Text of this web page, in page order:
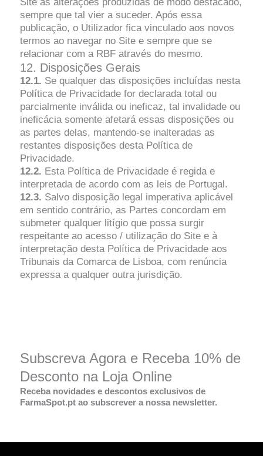
sempre que tal vier a suceder. Após essa
publicação, o Utilizador fica vinculado aos novos
termos ao navegar no Site e sempre que se
relacionar com a RBF através do mesmo.
12. Disposições Gerais
12.1. Se qualquer das disposições incluídas nesta
Política de Privacidade for declarada total ou
parcialmente inválida ou ineficaz, tal invalidade ou
ineficácia somente afetará essas disposições ou
as partes delas, mantendo-se inalteradas as
restantes disposições desta Política de
Privacidade.
12.2. Esta Política de Privacidade é regida e
interpretada de acordo com as leis de Portugal.
12.3. Salvo disposição legal imperativa aplicável
em sentido contrário, as Partes concordam em
submeter qualquer litígio que possa surgir
respeitante ao acesso / utilização do Site e à
interpretação desta Política de Privacidade aos
Tribunais da Comarca de Lisboa, com renúncia
expressa a qualquer outra jurisdição.
Subscreva Agora e Receba 10% de
Desconto na Loja Online
Receba novidades e descontos exclusivos de
FarmaSpot.pt ao subscrever a nossa newsletter.